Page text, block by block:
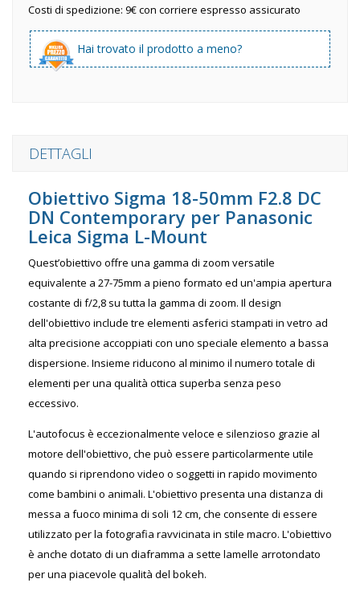
Costi di spedizione: 9€ con corriere espresso assicurato
Hai trovato il prodotto a meno?
DETTAGLI
Obiettivo Sigma 18-50mm F2.8 DC
DN Contemporary per Panasonic
Leica Sigma L-Mount
Quest’obiettivo offre una gamma di zoom versatile
equivalente a 27-75mm a pieno formato ed un'ampia apertura
costante di f/2,8 su tutta la gamma di zoom. Il design
dell'obiettivo include tre elementi asferici stampati in vetro ad
alta precisione accoppiati con uno speciale elemento a bassa
dispersione. Insieme riducono al minimo il numero totale di
elementi per una qualità ottica superba senza peso
eccessivo.
L'autofocus è eccezionalmente veloce e silenzioso grazie al
motore dell'obiettivo, che può essere particolarmente utile
quando si riprendono video o soggetti in rapido movimento
come bambini o animali. L'obiettivo presenta una distanza di
messa a fuoco minima di soli 12 cm, che consente di essere
utilizzato per la fotografia ravvicinata in stile macro. L'obiettivo
è anche dotato di un diaframma a sette lamelle arrotondato
per una piacevole qualità del bokeh.